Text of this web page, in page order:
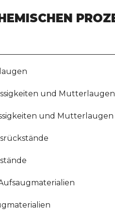
und Mutterlaugen
und Mutterlaugen